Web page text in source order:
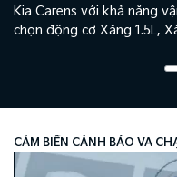
Kia Carens với khả năng
chọn động cơ Xăng 1.5L,
CẢM BIẾN CẢNH BÁO VA